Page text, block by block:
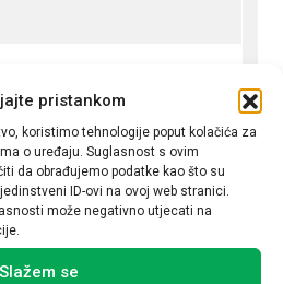
pristankom
koristimo tehnologije poput kolačića za
o uređaju. Suglasnost s ovim
da obrađujemo podatke kao što su
ID-ovi na ovoj web stranici.
može negativno utjecati na
Slažem se